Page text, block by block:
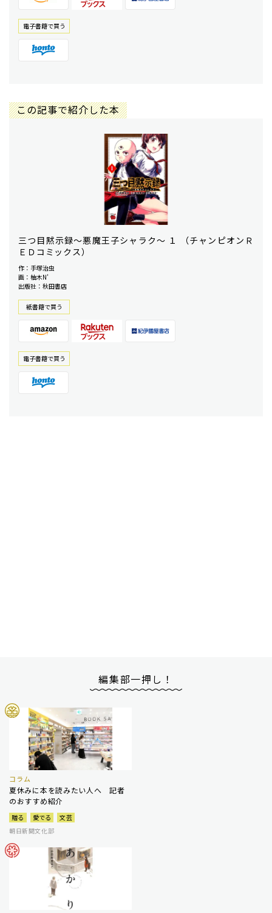
電⼦書籍で買う
この記事で紹介した本
三つ目黙示録〜悪魔王子シャラク〜 １ （チャンピオンＲ
ＥＤコミックス）
作：手塚治虫
画：柚木N’
出版社：秋田書店
紙書籍で買う
電⼦書籍で買う
編集部一押し！
コラム
夏休みに本を読みたい人へ 記者
のおすすめ紹介
贈る 愛でる
文芸
朝日新聞文化部